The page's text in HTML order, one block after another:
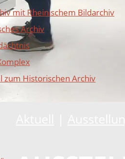
mit Rheinischem Bildarchiv
Archiv
zum Historischen Archiv